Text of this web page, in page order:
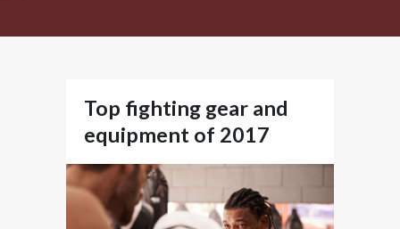
Top fighting gear and
equipment of 2017